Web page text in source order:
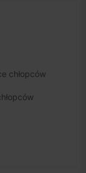
chłopców